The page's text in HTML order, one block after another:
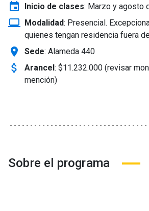
event Inicio de clases: Marzo y agosto
laptop_windows Modalidad: Presencial.
quienes tengan residencia fuera
location_on Sede: Alameda 440
attach_money Arancel: $11.232.000 (revisar
mención)
Sobre el programa